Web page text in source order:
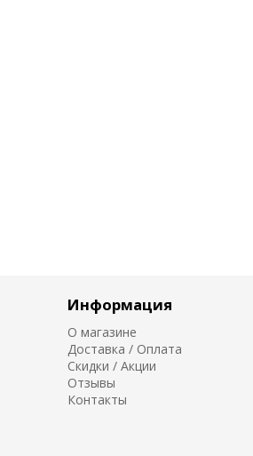
Информация
О магазине
Доставка / Оплата
Скидки / Акции
Отзывы
Контакты